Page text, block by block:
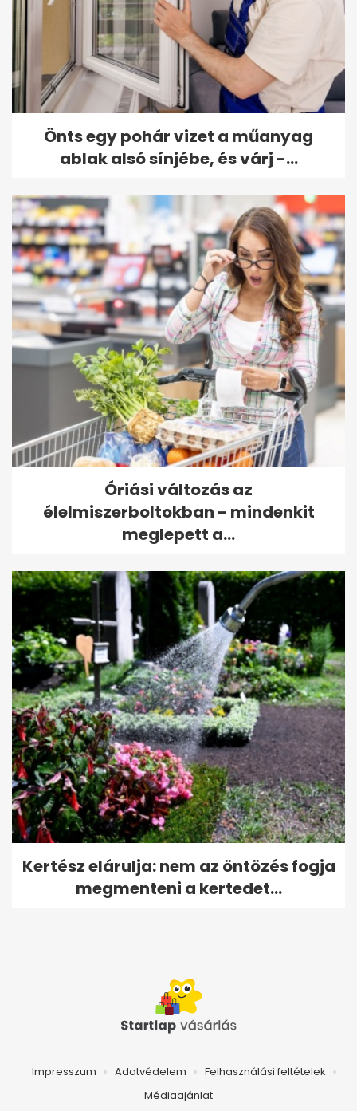
Önts egy pohár vizet a műanyag
ablak alsó sínjébe, és várj -...
Óriási változás az
élelmiszerboltokban - mindenkit
meglepett a...
Kertész elárulja: nem az öntözés fogja
megmenteni a kertedet...
Impresszum Adatvédelem
Felhasználási feltételek
Médiaajánlat